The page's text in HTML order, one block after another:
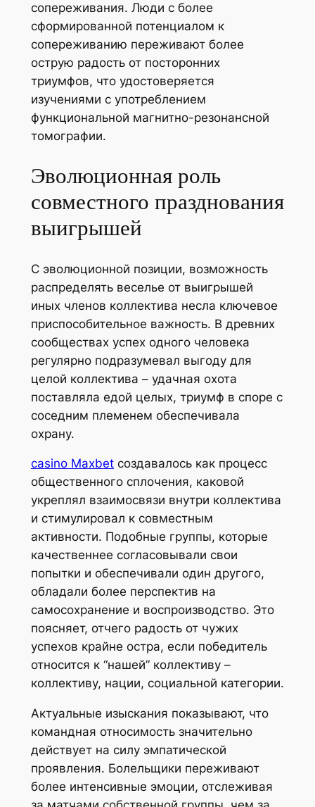
сопереживания. Люди с более
сформированной потенциалом к
сопереживанию переживают более
острую радость от посторонних
триумфов, что удостоверяется
изучениями с употреблением
функциональной магнитно-резонансной
томографии.
Эволюционная роль
совместного празднования
выигрышей
С эволюционной позиции, возможность
распределять веселье от выигрышей
иных членов коллектива несла ключевое
приспособительное важность. В древних
сообществах успех одного человека
регулярно подразумевал выгоду для
целой коллектива – удачная охота
поставляла едой целых, триумф в споре с
соседним племенем обеспечивала
охрану.
casino Maxbetсоздавалось как процесс
общественного сплочения, каковой
укреплял взаимосвязи внутри коллектива
и стимулировал к совместным
активности. Подобные группы, которые
качественнее согласовывали свои
попытки и обеспечивали один другого,
обладали более перспектив на
самосохранение и воспроизводство. Это
поясняет, отчего радость от чужих
успехов крайне остра, если победитель
относится к “нашей” коллективу –
коллективу, нации, социальной категории.
Актуальные изыскания показывают, что
командная относимость значительно
действует на силу эмпатической
проявления. Болельщики переживают
более интенсивные эмоции, отслеживая